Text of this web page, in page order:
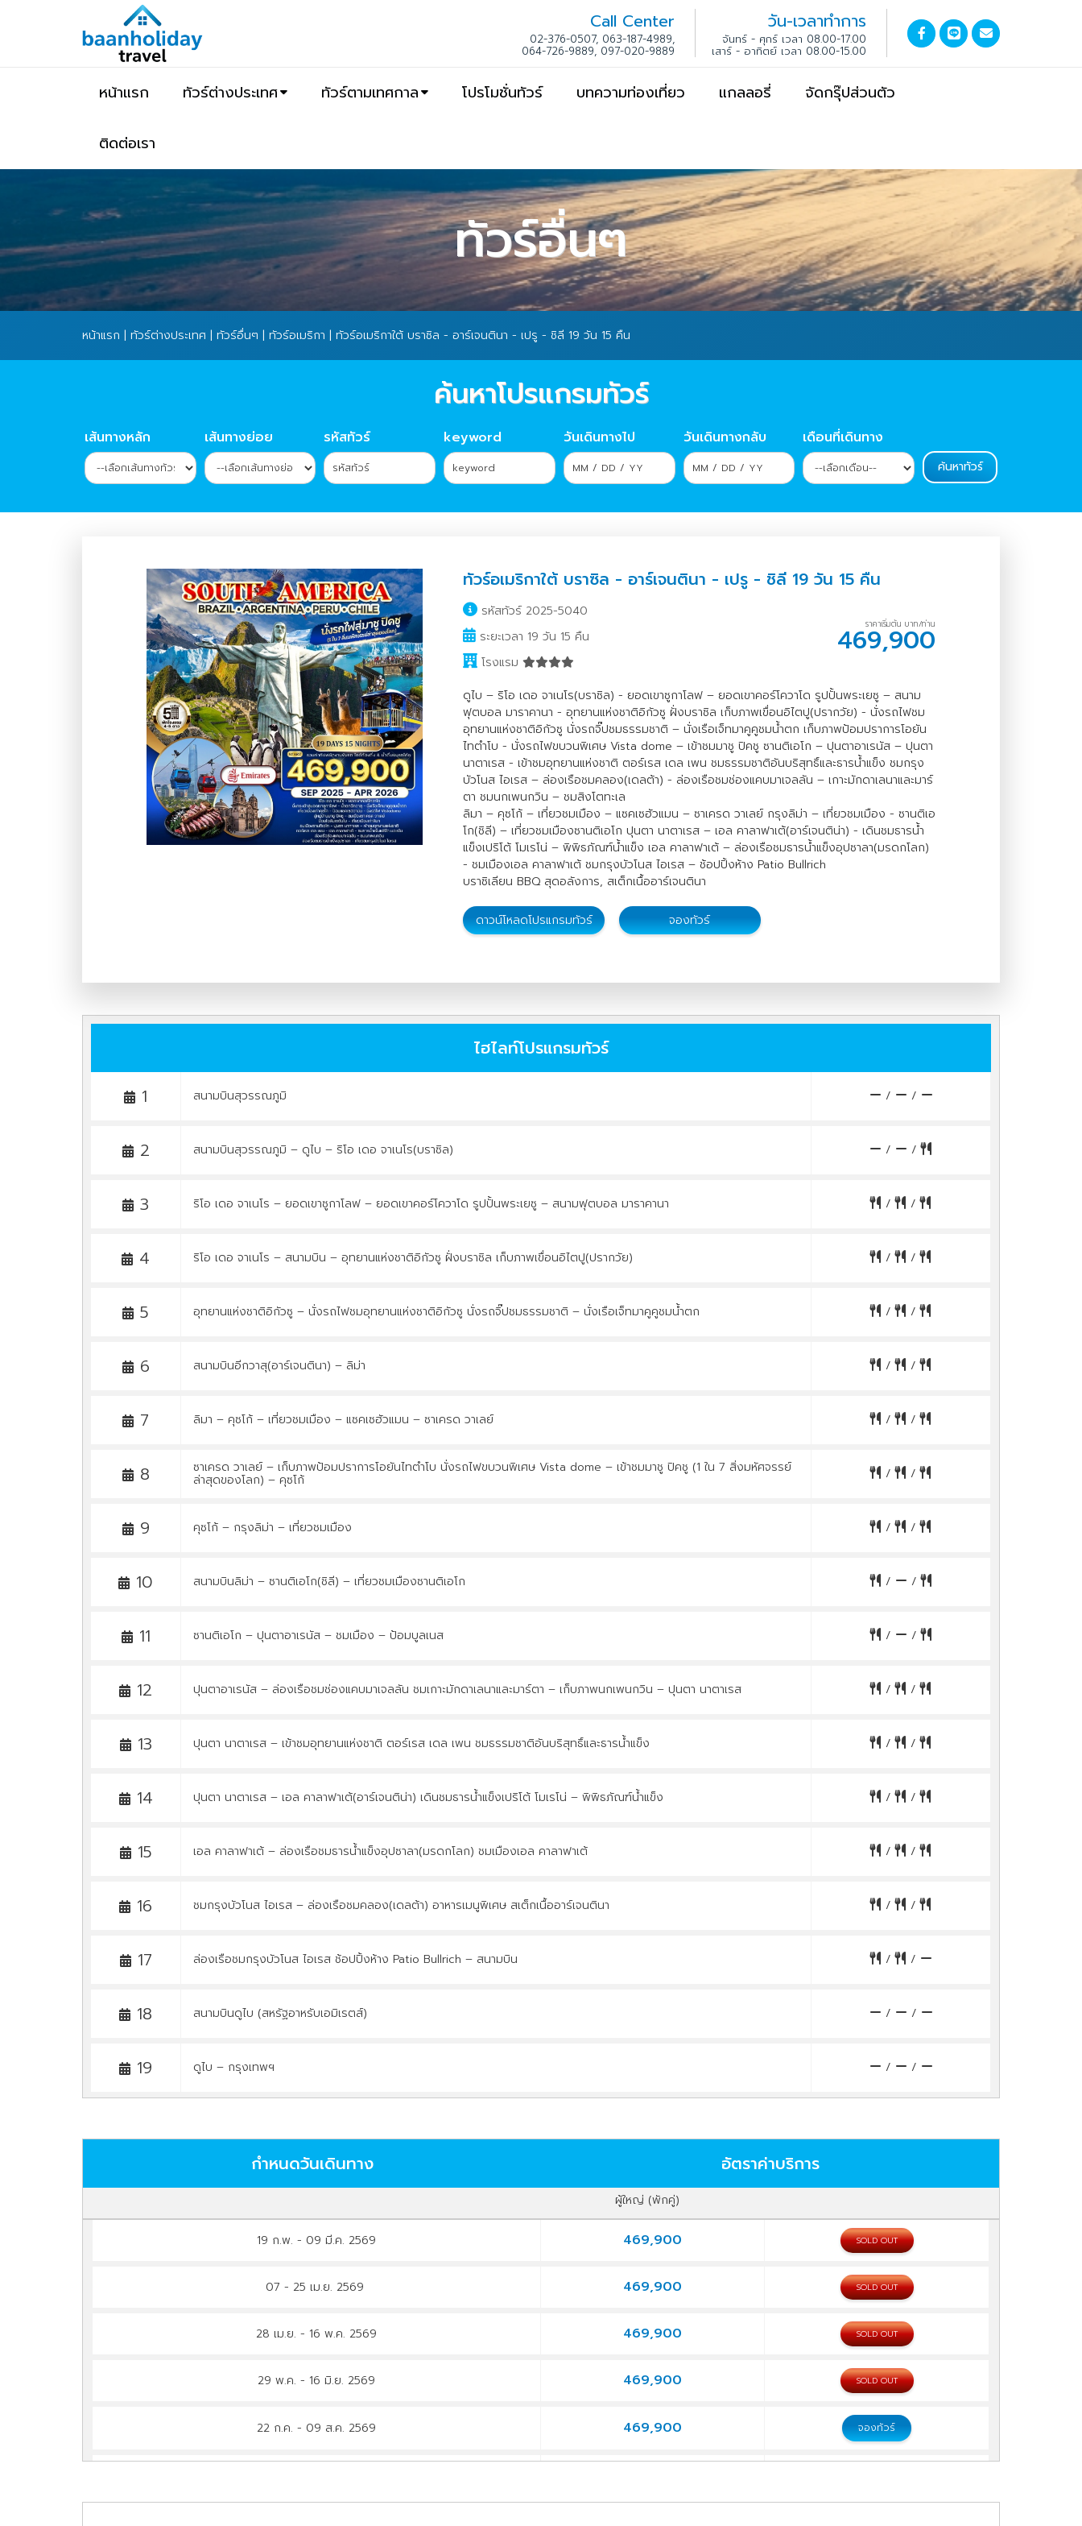
Call Center
02-376-0507, 063-187-4989,
064-726-9889, 097-020-9889
วัน-เวลาทำการ
จันทร์ - ศุกร์ เวลา 08.00-17.00
เสาร์ - อาทิตย์ เวลา 08.00-15.00
หน้าแรก ทัวร์ต่างประเทศ ทัวร์ตามเทศกาล โปรโมชั่นทัวร์ บทความท่องเที่ยว แกลลอรี่ จัดกรุ๊ปส่วนตัว
ติดต่อเรา
ทัวร์อื่นๆ
หน้าแรก | ทัวร์ต่างประเทศ | ทัวร์อื่นๆ | ทัวร์อเมริกา | ทัวร์อเมริกาใต้ บราซิล - อาร์เจนตินา - เปรู - ชิลี 19 วัน 15 คืน
ค้นหาโปรแกรมทัวร์
เส้นทางหลัก เส้นทางย่อย รหัสทัวร์ keyword วันเดินทางไป วันเดินทางกลับ เดือนที่เดินทาง
ทัวร์อเมริกาใต้ บราซิล - อาร์เจนตินา - เปรู - ชิลี 19 วัน 15 คืน
รหัสทัวร์ 2025-5040
ระยะเวลา 19 วัน 15 คืน
โรงแรม
ราคาเริ่มต้น บาท/ท่าน
469,900
ดูไบ – ริโอ เดอ จาเนโร(บราซิล) - ยอดเขาซูกาโลฟ – ยอดเขาคอร์โควาโด รูปปั้นพระเยซู – สนาม
ฟุตบอล มาราคานา - อุทยานแห่งชาติอิกัวซู ฝั่งบราซิล เก็บภาพเขื่อนอิไตปู(ปรากวัย) - นั่งรถไฟชม
อุทยานแห่งชาติอิกัวซู นั่งรถจิ๊ปชมธรรมชาติ – นั่งเรือเจ็ทมาคูคูชมน้ำตก เก็บภาพป้อมปราการโอยัน
ไทตำโบ - นั่งรถไฟขบวนพิเศษ Vista dome – เข้าชมมาชู ปิคชู ซานติเอโก – ปุนตาอาเรนัส – ปุนตา
นาตาเรส - เข้าชมอุทยานแห่งชาติ ตอร์เรส เดล เพน ชมธรรมชาติอันบริสุทธิ์และธารน้ำแข็ง ชมกรุง
บัวโนส ไอเรส – ล่องเรือชมคลอง(เดลต้า) - ล่องเรือชมช่องแคบมาเจลลัน – เกาะมักดาเลนาและมาร์
ตา ชมนกเพนกวิน – ชมสิงโตทะเล
ลิมา – คุซโก้ – เที่ยวชมเมือง – แซคเซฮัวแมน – ซาเครด วาเลย์ กรุงลิม่า – เที่ยวชมเมือง - ซานติเอ
โก(ชิลี) – เที่ยวชมเมืองซานติเอโก ปุนตา นาตาเรส – เอล คาลาฟาเต้(อาร์เจนติน่า) - เดินชมธารน้ำ
แข็งเปริโต้ โมเรโน่ – พิพิธภัณฑ์น้ำแข็ง เอล คาลาฟาเต้ – ล่องเรือชมธารน้ำแข็งอุปซาลา(มรดกโลก)
- ชมเมืองเอล คาลาฟาเต้ ชมกรุงบัวโนส ไอเรส – ช้อปปิ้งห้าง Patio Bullrich
บราซิเลียน BBQ สุดอลังการ, สเต็กเนื้ออาร์เจนตินา
ดาวน์โหลดโปรแกรมทัวร์ จองทัวร์
ไฮไลท์โปรแกรมทัวร์
1
สนามบินสุวรรณภูมิ / /
2 สนามบินสุวรรณภูมิ – ดูไบ – ริโอ เดอ จาเนโร(บราซิล) / /
3 ริโอ เดอ จาเนโร – ยอดเขาซูกาโลฟ – ยอดเขาคอร์โควาโด รูปปั้นพระเยซู – สนามฟุตบอล มาราคานา / /
4 ริโอ เดอ จาเนโร – สนามบิน – อุทยานแห่งชาติอิกัวซู ฝั่งบราซิล เก็บภาพเขื่อนอิไตปู(ปรากวัย) / /
5 อุทยานแห่งชาติอิกัวซู – นั่งรถไฟชมอุทยานแห่งชาติอิกัวซู นั่งรถจิ๊ปชมธรรมชาติ – นั่งเรือเจ็ทมาคูคูชมน้ำตก / /
6 สนามบินอีกวาสุ(อาร์เจนตินา) – ลิม่า / /
7 ลิมา – คุซโก้ – เที่ยวชมเมือง – แซคเซฮัวแมน – ซาเครด วาเลย์ / /
8 ซาเครด วาเลย์ – เก็บภาพป้อมปราการโอยันไทตำโบ นั่งรถไฟขบวนพิเศษ Vista dome – เข้าชมมาชู ปิคชู (1 ใน 7 สิ่งมหัศจรรย์
ล่าสุดของโลก) – คุซโก้ / /
9 คุซโก้ – กรุงลิม่า – เที่ยวชมเมือง / /
10 สนามบินลิม่า – ซานติเอโก(ชิลี) – เที่ยวชมเมืองซานติเอโก / /
11 ซานติเอโก – ปุนตาอาเรนัส – ชมเมือง – ป้อมบูลเนส / /
12 ปุนตาอาเรนัส – ล่องเรือชมช่องแคบมาเจลลัน ชมเกาะมักดาเลนาและมาร์ตา – เก็บภาพนกเพนกวิน – ปุนตา นาตาเรส / /
13 ปุนตา นาตาเรส – เข้าชมอุทยานแห่งชาติ ตอร์เรส เดล เพน ชมธรรมชาติอันบริสุทธิ์และธารน้ำแข็ง / /
14 ปุนตา นาตาเรส – เอล คาลาฟาเต้(อาร์เจนติน่า) เดินชมธารน้ำแข็งเปริโต้ โมเรโน่ – พิพิธภัณฑ์น้ำแข็ง / /
15 เอล คาลาฟาเต้ – ล่องเรือชมธารน้ำแข็งอุปซาลา(มรดกโลก) ชมเมืองเอล คาลาฟาเต้ / /
16 ชมกรุงบัวโนส ไอเรส – ล่องเรือชมคลอง(เดลต้า) อาหารเมนูพิเศษ สเต็กเนื้ออาร์เจนตินา / /
17 ล่องเรือชมกรุงบัวโนส ไอเรส ช้อปปิ้งห้าง Patio Bullrich – สนามบิน / /
18 สนามบินดูไบ (สหรัฐอาหรับเอมิเรตส์) / /
19 ดูไบ – กรุงเทพฯ / /
กำหนดวันเดินทาง อัตราค่าบริการ
ผู้ใหญ่ (พักคู่)
19 ก.พ. - 09 มี.ค. 2569 469,900 SOLD OUT
07 - 25 เม.ย. 2569 469,900 SOLD OUT
28 เม.ย. - 16 พ.ค. 2569 469,900 SOLD OUT
29 พ.ค. - 16 มิ.ย. 2569 469,900 SOLD OUT
22 ก.ค. - 09 ส.ค. 2569 469,900 จองทัวร์